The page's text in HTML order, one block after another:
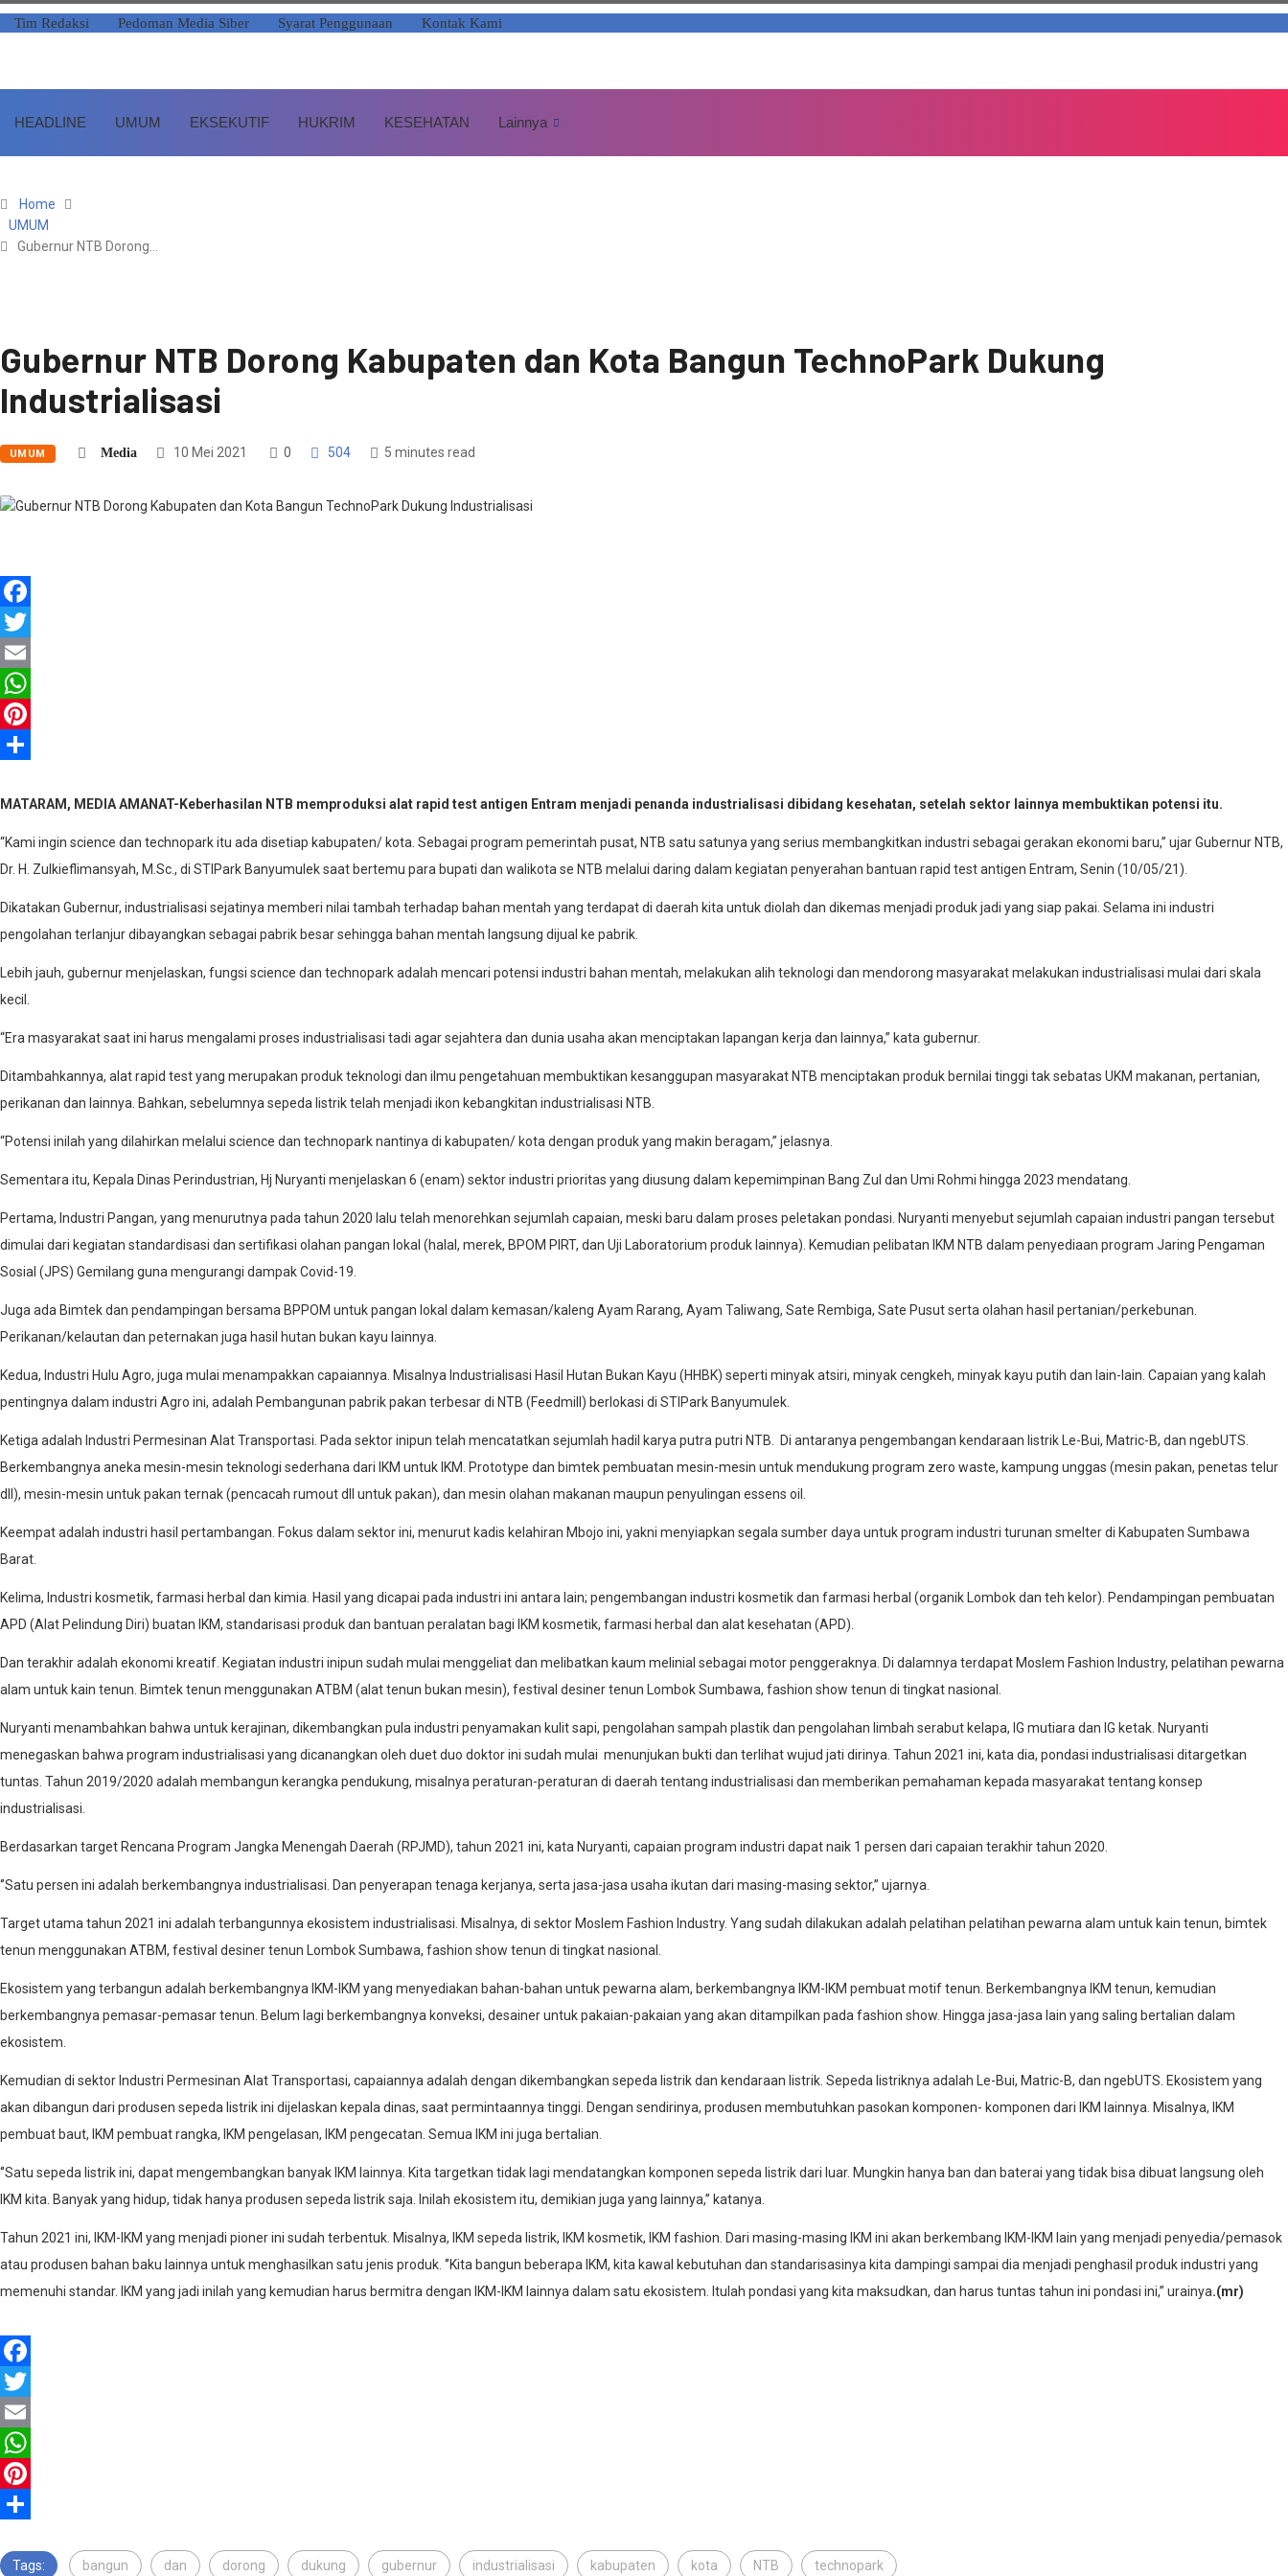
SkipTim Redaksi Pedoman Media Siber Syarat Penggunaan Kontak Kami
HEADLINE UMUM EKSEKUTIF HUKRIM KESEHATAN Lainnya
Home
UMUM
Gubernur NTB Dorong…
Gubernur NTB Dorong Kabupaten dan Kota Bangun TechnoPark Dukung
Industrialisasi
UMUM Media 10 Mei 2021 0 504 5 minutes read
Facebook
Twitter
Email
WhatsApp
Pinterest
MATARAM, MEDIA AMANAT-Keberhasilan NTB memproduksi alat rapid test antigen Entram menjadi penanda industrialisasi dibidang kesehatan, setelah sektor lainnya membuktikan potensi itu.
“Kami ingin science dan technopark itu ada disetiap kabupaten/ kota. Sebagai program pemerintah pusat, NTB satu satunya yang serius membangkitkan industri sebagai gerakan ekonomi baru,” ujar Gubernur NTB,
Dr. H. Zulkieflimansyah, M.Sc., di STIPark Banyumulek saat bertemu para bupati dan walikota se NTB melalui daring dalam kegiatan penyerahan bantuan rapid test antigen Entram, Senin (10/05/21).
Dikatakan Gubernur, industrialisasi sejatinya memberi nilai tambah terhadap bahan mentah yang terdapat di daerah kita untuk diolah dan dikemas menjadi produk jadi yang siap pakai. Selama ini industri
pengolahan terlanjur dibayangkan sebagai pabrik besar sehingga bahan mentah langsung dijual ke pabrik.
Lebih jauh, gubernur menjelaskan, fungsi science dan technopark adalah mencari potensi industri bahan mentah, melakukan alih teknologi dan mendorong masyarakat melakukan industrialisasi mulai dari skala
kecil.
“Era masyarakat saat ini harus mengalami proses industrialisasi tadi agar sejahtera dan dunia usaha akan menciptakan lapangan kerja dan lainnya,” kata gubernur.
Ditambahkannya, alat rapid test yang merupakan produk teknologi dan ilmu pengetahuan membuktikan kesanggupan masyarakat NTB menciptakan produk bernilai tinggi tak sebatas UKM makanan, pertanian,
perikanan dan lainnya. Bahkan, sebelumnya sepeda listrik telah menjadi ikon kebangkitan industrialisasi NTB.
“Potensi inilah yang dilahirkan melalui science dan technopark nantinya di kabupaten/ kota dengan produk yang makin beragam,” jelasnya.
Sementara itu, Kepala Dinas Perindustrian, Hj Nuryanti menjelaskan 6 (enam) sektor industri prioritas yang diusung dalam kepemimpinan Bang Zul dan Umi Rohmi hingga 2023 mendatang.
Pertama, Industri Pangan, yang menurutnya pada tahun 2020 lalu telah menorehkan sejumlah capaian, meski baru dalam proses peletakan pondasi. Nuryanti menyebut sejumlah capaian industri pangan tersebut
dimulai dari kegiatan standardisasi dan sertifikasi olahan pangan lokal (halal, merek, BPOM PIRT, dan Uji Laboratorium produk lainnya). Kemudian pelibatan IKM NTB dalam penyediaan program Jaring Pengaman
Sosial (JPS) Gemilang guna mengurangi dampak Covid-19.
Juga ada Bimtek dan pendampingan bersama BPPOM untuk pangan lokal dalam kemasan/kaleng Ayam Rarang, Ayam Taliwang, Sate Rembiga, Sate Pusut serta olahan hasil pertanian/perkebunan.
Perikanan/kelautan dan peternakan juga hasil hutan bukan kayu lainnya.
Kedua, Industri Hulu Agro, juga mulai menampakkan capaiannya. Misalnya Industrialisasi Hasil Hutan Bukan Kayu (HHBK) seperti minyak atsiri, minyak cengkeh, minyak kayu putih dan lain-lain. Capaian yang kalah
pentingnya dalam industri Agro ini, adalah Pembangunan pabrik pakan terbesar di NTB (Feedmill) berlokasi di STIPark Banyumulek.
Ketiga adalah Industri Permesinan Alat Transportasi. Pada sektor inipun telah mencatatkan sejumlah hadil karya putra putri NTB. Di antaranya pengembangan kendaraan listrik Le-Bui, Matric-B, dan ngebUTS.
Berkembangnya aneka mesin-mesin teknologi sederhana dari IKM untuk IKM. Prototype dan bimtek pembuatan mesin-mesin untuk mendukung program zero waste, kampung unggas (mesin pakan, penetas telur
dll), mesin-mesin untuk pakan ternak (pencacah rumout dll untuk pakan), dan mesin olahan makanan maupun penyulingan essens oil.
Keempat adalah industri hasil pertambangan. Fokus dalam sektor ini, menurut kadis kelahiran Mbojo ini, yakni menyiapkan segala sumber daya untuk program industri turunan smelter di Kabupaten Sumbawa
Barat.
Kelima, Industri kosmetik, farmasi herbal dan kimia. Hasil yang dicapai pada industri ini antara lain; pengembangan industri kosmetik dan farmasi herbal (organik Lombok dan teh kelor). Pendampingan pembuatan
APD (Alat Pelindung Diri) buatan IKM, standarisasi produk dan bantuan peralatan bagi IKM kosmetik, farmasi herbal dan alat kesehatan (APD).
Dan terakhir adalah ekonomi kreatif. Kegiatan industri inipun sudah mulai menggeliat dan melibatkan kaum melinial sebagai motor penggeraknya. Di dalamnya terdapat Moslem Fashion Industry, pelatihan pewarna
alam untuk kain tenun. Bimtek tenun menggunakan ATBM (alat tenun bukan mesin), festival desiner tenun Lombok Sumbawa, fashion show tenun di tingkat nasional.
Nuryanti menambahkan bahwa untuk kerajinan, dikembangkan pula industri penyamakan kulit sapi, pengolahan sampah plastik dan pengolahan limbah serabut kelapa, IG mutiara dan IG ketak. Nuryanti
menegaskan bahwa program industrialisasi yang dicanangkan oleh duet duo doktor ini sudah mulai menunjukan bukti dan terlihat wujud jati dirinya. Tahun 2021 ini, kata dia, pondasi industrialisasi ditargetkan
tuntas. Tahun 2019/2020 adalah membangun kerangka pendukung, misalnya peraturan-peraturan di daerah tentang industrialisasi dan memberikan pemahaman kepada masyarakat tentang konsep
industrialisasi.
Berdasarkan target Rencana Program Jangka Menengah Daerah (RPJMD), tahun 2021 ini, kata Nuryanti, capaian program industri dapat naik 1 persen dari capaian terakhir tahun 2020.
‘’Satu persen ini adalah berkembangnya industrialisasi. Dan penyerapan tenaga kerjanya, serta jasa-jasa usaha ikutan dari masing-masing sektor,’’ ujarnya.
Target utama tahun 2021 ini adalah terbangunnya ekosistem industrialisasi. Misalnya, di sektor Moslem Fashion Industry. Yang sudah dilakukan adalah pelatihan pelatihan pewarna alam untuk kain tenun, bimtek
tenun menggunakan ATBM, festival desiner tenun Lombok Sumbawa, fashion show tenun di tingkat nasional.
Ekosistem yang terbangun adalah berkembangnya IKM-IKM yang menyediakan bahan-bahan untuk pewarna alam, berkembangnya IKM-IKM pembuat motif tenun. Berkembangnya IKM tenun, kemudian
berkembangnya pemasar-pemasar tenun. Belum lagi berkembangnya konveksi, desainer untuk pakaian-pakaian yang akan ditampilkan pada fashion show. Hingga jasa-jasa lain yang saling bertalian dalam
ekosistem.
Kemudian di sektor Industri Permesinan Alat Transportasi, capaiannya adalah dengan dikembangkan sepeda listrik dan kendaraan listrik. Sepeda listriknya adalah Le-Bui, Matric-B, dan ngebUTS. Ekosistem yang
akan dibangun dari produsen sepeda listrik ini dijelaskan kepala dinas, saat permintaannya tinggi. Dengan sendirinya, produsen membutuhkan pasokan komponen- komponen dari IKM lainnya. Misalnya, IKM
pembuat baut, IKM pembuat rangka, IKM pengelasan, IKM pengecatan. Semua IKM ini juga bertalian.
‘’Satu sepeda listrik ini, dapat mengembangkan banyak IKM lainnya. Kita targetkan tidak lagi mendatangkan komponen sepeda listrik dari luar. Mungkin hanya ban dan baterai yang tidak bisa dibuat langsung oleh
IKM kita. Banyak yang hidup, tidak hanya produsen sepeda listrik saja. Inilah ekosistem itu, demikian juga yang lainnya,’’ katanya.
Tahun 2021 ini, IKM-IKM yang menjadi pioner ini sudah terbentuk. Misalnya, IKM sepeda listrik, IKM kosmetik, IKM fashion. Dari masing-masing IKM ini akan berkembang IKM-IKM lain yang menjadi penyedia/pemasok
atau produsen bahan baku lainnya untuk menghasilkan satu jenis produk. ‘’Kita bangun beberapa IKM, kita kawal kebutuhan dan standarisasinya kita dampingi sampai dia menjadi penghasil produk industri yang
memenuhi standar. IKM yang jadi inilah yang kemudian harus bermitra dengan IKM-IKM lainnya dalam satu ekosistem. Itulah pondasi yang kita maksudkan, dan harus tuntas tahun ini pondasi ini,’’ urainya.(mr)
Facebook
Twitter
Email
WhatsApp
Pinterest
Tags:
bangun dan dorong dukung gubernur industrialisasi kabupaten kota NTB technopark